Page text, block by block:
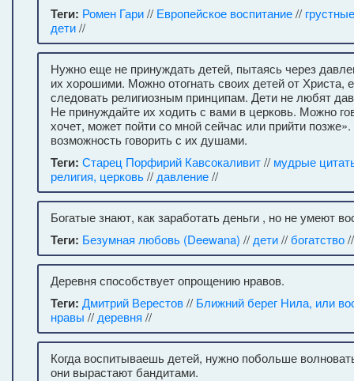
Теги: Ромен Гари// Европейское воспитание//
дети//
Нужно еще не принуждать детей, пытаясь через
их хорошими. Можно отогнать своих детей от Христа,
следовать религиозным принципам. Дети не любят
Не принуждайте их ходить с вами в церковь. Можно
хочет, может пойти со мной сейчас или прийти
возможность говорить с их душами.
Теги: Старец Порфирий Кавсокаливит// мудрые
религия, церковь// давление//
Богатые знают, как заработать деньги , но не умеют
Теги: Безумная любовь (Deewana) // дети//богатство
Деревня способствует опрощению нравов.
Теги: Дмитрий Верестов// Ближний берег Нила, или
нравы // деревня //
Когда воспитываешь детей, нужно побольше
они вырастают бандитами.